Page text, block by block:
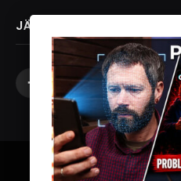
JÄLGI SOTSIAALMEEDIAS
Facebook
X
(Twitter)
Instagram